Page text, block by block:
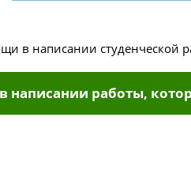
в написании студенческой
написании работы,